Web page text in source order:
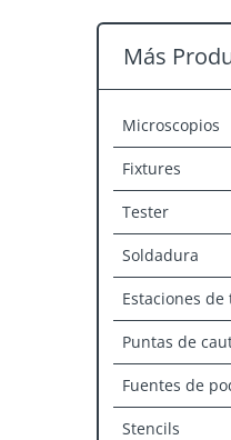
Más
Microscopios
Fixtures
Tester
Soldadura
Estaciones
Puntas de
Fuentes de
Stencils